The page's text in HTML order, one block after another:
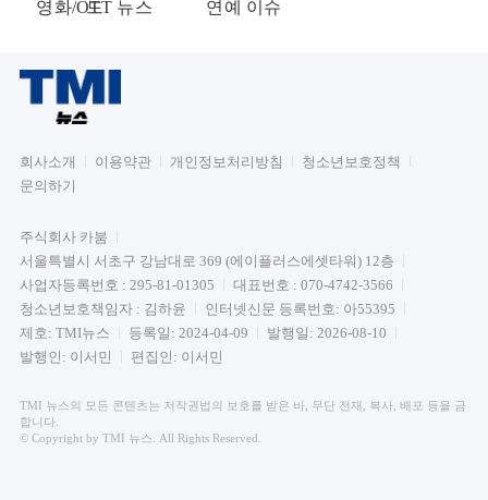
드
영화/OTT 뉴스 연예 이슈
회사소개 이용약관 개인정보처리방침
청소년보호정책
문의하기
주식회사 카붐
서울특별시 서초구 강남대로 369 (에이플러스에셋타워) 12층
사업자등록번호 : 295-81-01305
대표번호 : 070-4742-3566
청소년보호책임자 : 김하윤
인터넷신문 등록번호: 아55395
제호: TMI뉴스
등록일: 2024-04-09
발행일: 2026-08-10
발행인: 이서민
편집인: 이서민
TMI 뉴스의 모든 콘텐츠는 저작권법의 보호를 받은 바, 무단 전재, 복사, 배포 등을 금
합니다.
© Copyright by TMI 뉴스. All Rights Reserved.